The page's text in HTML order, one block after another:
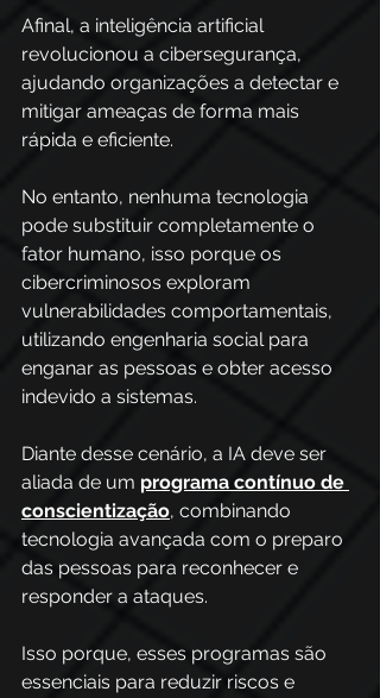
Afinal, a inteligência artificial
revolucionou a cibersegurança,
ajudando organizações a detectar e
mitigar ameaças de forma mais
rápida e eficiente.
No entanto, nenhuma tecnologia
pode substituir completamente o
fator humano, isso porque os
cibercriminosos exploram
vulnerabilidades comportamentais,
utilizando engenharia social para
enganar as pessoas e obter acesso
indevido a sistemas.
Diante desse cenário, a IA deve ser
aliada de um programa contínuo de
conscientização, combinando
tecnologia avançada com o preparo
das pessoas para reconhecer e
responder a ataques.
Isso porque, esses programas são
essenciais para reduzir riscos e